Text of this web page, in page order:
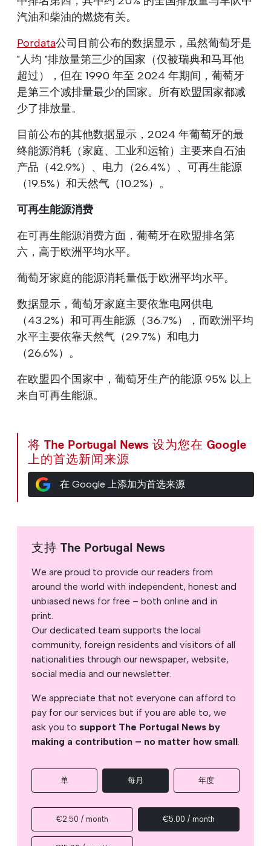
汽油和柴油的燃烧有关。
Pordata公司目前公布的数据显示，虽然葡萄牙是
"人均 "排放量第三少的国家（仅被瑞典和马耳他
超过），但在 1990 年至 2024 年期间，葡萄牙
是第三个减排量最少的国家。所有欧盟国家都减
少了排放量。
目前公布的其他数据显示，2024 年葡萄牙的最
终能源消耗（家庭、工业和运输）主要来自石油
产品（42.9%）、电力（26.4%）、可再生能源
（19.5%）和天然气（10.2%）。
可再生能源消费
在可再生能源消费方面，葡萄牙在欧盟排名第
六，高于欧洲平均水平。
葡萄牙家庭的能源消耗量低于欧洲平均水平。
数据显示，葡萄牙家庭主要依靠电网供电
（43.2%）和可再生能源（36.7%），而欧洲平均
水平主要依靠天然气（29.7%）和电力
（26.6%）。
在欧盟四个国家中，葡萄牙生产的能源 95% 以上
来自可再生能源。
将 The Portugal News 设为您在 Google
上的首选新闻来源
在 Google 上添加为首选来源
支持 The Portugal News
We are proud to provide our readers from
around the world with independent, honest and
unbiased news for free – both online and in
print.
Our dedicated team supports the local
community, foreign residents and visitors of all
nationalities through our newspaper, website,
social media and our newsletter.
We appreciate that not everyone can afford to
pay for our services but if you are able to, we
ask you to support The Portugal News by
making a contribution – no matter how small.
单 每月 年度
€2.50 / month €5.00 / month